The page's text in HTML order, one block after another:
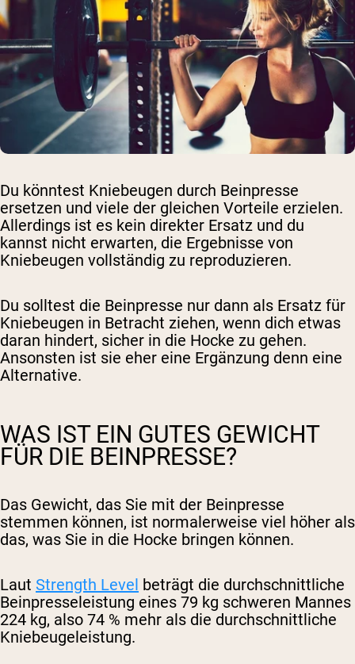
Du könntest Kniebeugen durch Beinpresse
ersetzen und viele der gleichen Vorteile erzielen.
Allerdings ist es kein direkter Ersatz und du
kannst nicht erwarten, die Ergebnisse von
Kniebeugen vollständig zu reproduzieren.
Du solltest die Beinpresse nur dann als Ersatz für
Kniebeugen in Betracht ziehen, wenn dich etwas
daran hindert, sicher in die Hocke zu gehen.
Ansonsten ist sie eher eine Ergänzung denn eine
Alternative.
WAS IST EIN GUTES GEWICHT
FÜR DIE BEINPRESSE?
Das Gewicht, das Sie mit der Beinpresse
stemmen können, ist normalerweise viel höher als
das, was Sie in die Hocke bringen können.
Laut Strength Level beträgt die durchschnittliche
Beinpresseleistung eines 79 kg schweren Mannes
224 kg, also 74 % mehr als die durchschnittliche
Kniebeugeleistung.